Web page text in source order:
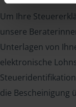
Um Ihre
unsere
Unterlagen von
elektronische
die Bescheinigung